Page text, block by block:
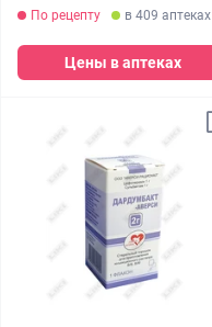
По рецепту в 409 аптеках
Цены в аптеках